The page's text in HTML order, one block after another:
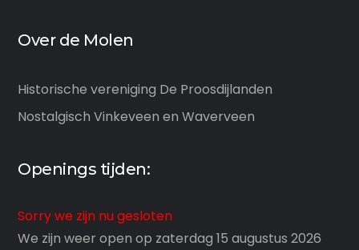
Over de Molen
Historische vereniging De Proosdijlanden
Nostalgisch Vinkeveen en Waverveen
Openings tijden:
Sorry we zijn nu gesloten
We zijn weer open op zaterdag 15 augustus 2026